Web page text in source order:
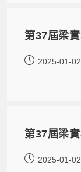
第37屆梁
2025-01-02
第37屆梁
2025-01-02